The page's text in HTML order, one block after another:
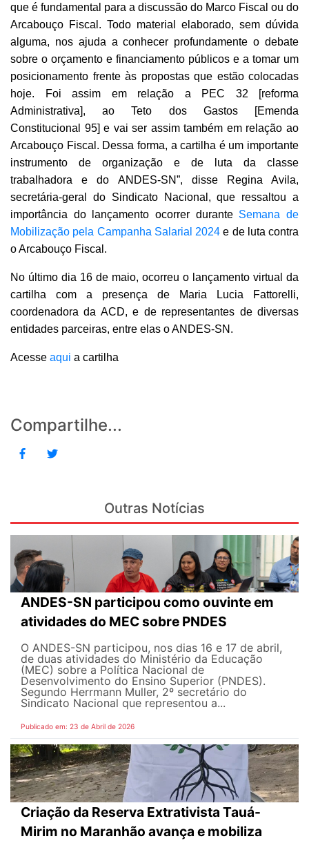
que é fundamental para a discussão do Marco Fiscal ou do
Arcabouço Fiscal. Todo material elaborado, sem dúvida
alguma, nos ajuda a conhecer profundamente o debate
sobre o orçamento e financiamento públicos e a tomar um
posicionamento frente às propostas que estão colocadas
hoje. Foi assim em relação a PEC 32 [reforma
Administrativa], ao Teto dos Gastos [Emenda
Constitucional 95] e vai ser assim também em relação ao
Arcabouço Fiscal. Dessa forma, a cartilha é um importante
instrumento de organização e de luta da classe
trabalhadora e do ANDES-SN”, disse Regina Avila,
secretária-geral do Sindicato Nacional, que ressaltou a
importância do lançamento ocorrer durante Semana de
Mobilização pela Campanha Salarial 2024 e de luta contra
o Arcabouço Fiscal.
No último dia 16 de maio, ocorreu o lançamento virtual da
cartilha com a presença de Maria Lucia Fattorelli,
coordenadora da ACD, e de representantes de diversas
entidades parceiras, entre elas o ANDES-SN.
Acesse aqui a cartilha
Compartilhe...
Outras Notícias
ANDES-SN participou como ouvinte em
atividades do MEC sobre PNDES
O ANDES-SN participou, nos dias 16 e 17 de abril,
de duas atividades do Ministério da Educação
(MEC) sobre a Política Nacional de
Desenvolvimento do Ensino Superior (PNDES).
Segundo Herrmann Muller, 2º secretário do
Sindicato Nacional que representou a...
Publicado em: 23 de Abril de 2026
Criação da Reserva Extrativista Tauá-
Mirim no Maranhão avança e mobiliza